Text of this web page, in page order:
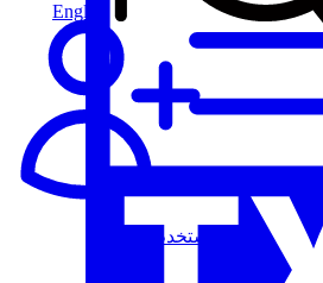
مستخدم جديد
English